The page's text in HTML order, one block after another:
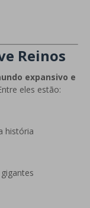
Reinos
expansivo e
eles estão:
história